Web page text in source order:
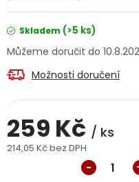
Servis nářadí
Skladem (>5 ks)
Možnosti doručení
259 Kč / ks
214,05 Kč bez DPH